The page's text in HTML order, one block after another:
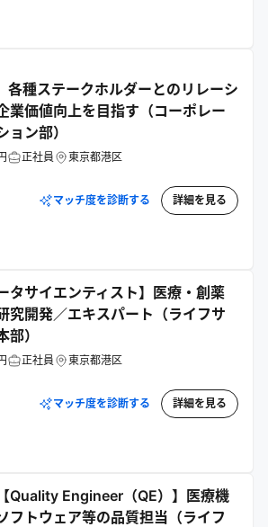
各種ステークホルダーとのリレーシ
業価値向上を目指す（コーポレー
ョン部）
正社員 東京都港区
マッチ度を診断する 詳細を見る
タサイエンティスト】医療・創薬
究開発／エキスパート（ライフサ
）
正社員 東京都港区
マッチ度を診断する 詳細を見る
Quality Engineer（QE）】医療機
フトウェア等の品質担当（ライフ